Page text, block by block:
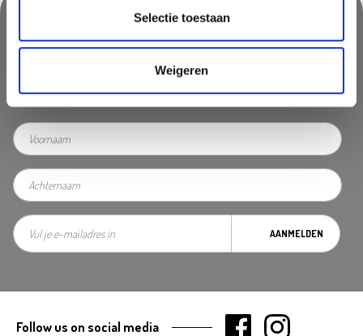
Selectie toestaan
Weigeren
Nooit iets van ons missen?
Mis geen enkele aanbieding, inspirerende tip of nieuwsbericht. Schrijf
je nu in voor onze nieuwsbrief
AANMELDEN
Follow us on social media